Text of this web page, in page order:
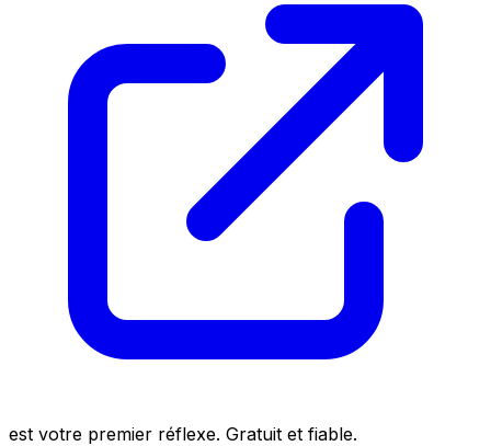
est votre premier réflexe. Gratuit et fiable.